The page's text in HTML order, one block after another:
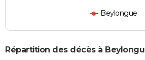
Beylongue
Répartition des décès à